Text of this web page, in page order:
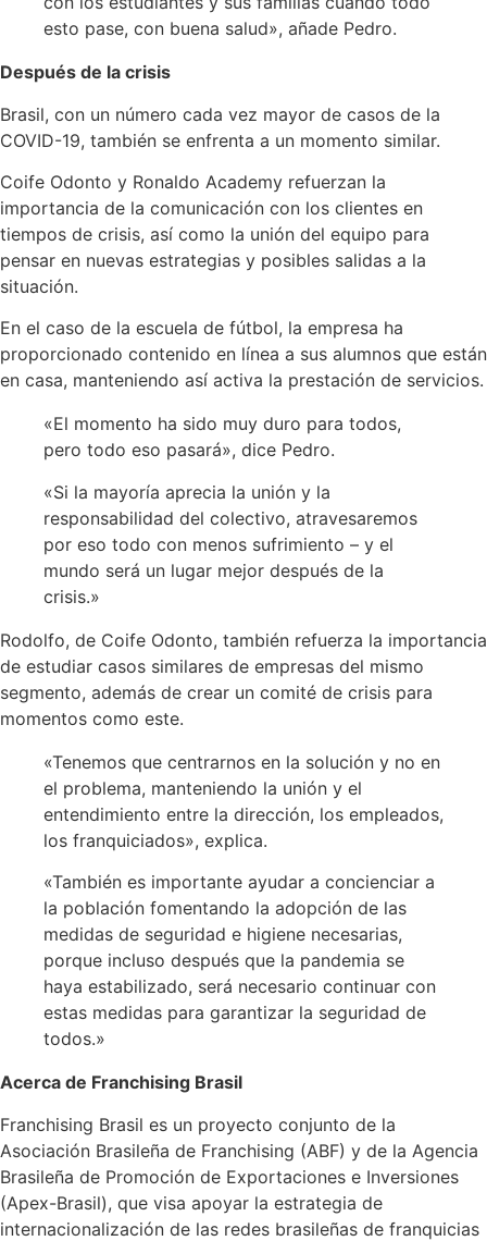
esto pase, con buena salud», añade Pedro.
Después de la crisis
Brasil, con un número cada vez mayor de casos de la
COVID-19, también se enfrenta a un momento similar.
Coife Odonto y Ronaldo Academy refuerzan la
importancia de la comunicación con los clientes en
tiempos de crisis, así como la unión del equipo para
pensar en nuevas estrategias y posibles salidas a la
situación.
En el caso de la escuela de fútbol, la empresa ha
proporcionado contenido en línea a sus alumnos que están
en casa, manteniendo así activa la prestación de servicios.
«El momento ha sido muy duro para todos,
pero todo eso pasará», dice Pedro.
«Si la mayoría aprecia la unión y la
responsabilidad del colectivo, atravesaremos
por eso todo con menos sufrimiento – y el
mundo será un lugar mejor después de la
crisis.»
Rodolfo, de Coife Odonto, también refuerza la importancia
de estudiar casos similares de empresas del mismo
segmento, además de crear un comité de crisis para
momentos como este.
«Tenemos que centrarnos en la solución y no en
el problema, manteniendo la unión y el
entendimiento entre la dirección, los empleados,
los franquiciados», explica.
«También es importante ayudar a concienciar a
la población fomentando la adopción de las
medidas de seguridad e higiene necesarias,
porque incluso después que la pandemia se
haya estabilizado, será necesario continuar con
estas medidas para garantizar la seguridad de
todos.»
Acerca de Franchising Brasil
Franchising Brasil es un proyecto conjunto de la
Asociación Brasileña de Franchising (ABF) y de la Agencia
Brasileña de Promoción de Exportaciones e Inversiones
(Apex-Brasil), que visa apoyar la estrategia de
internacionalización de las redes brasileñas de franquicias